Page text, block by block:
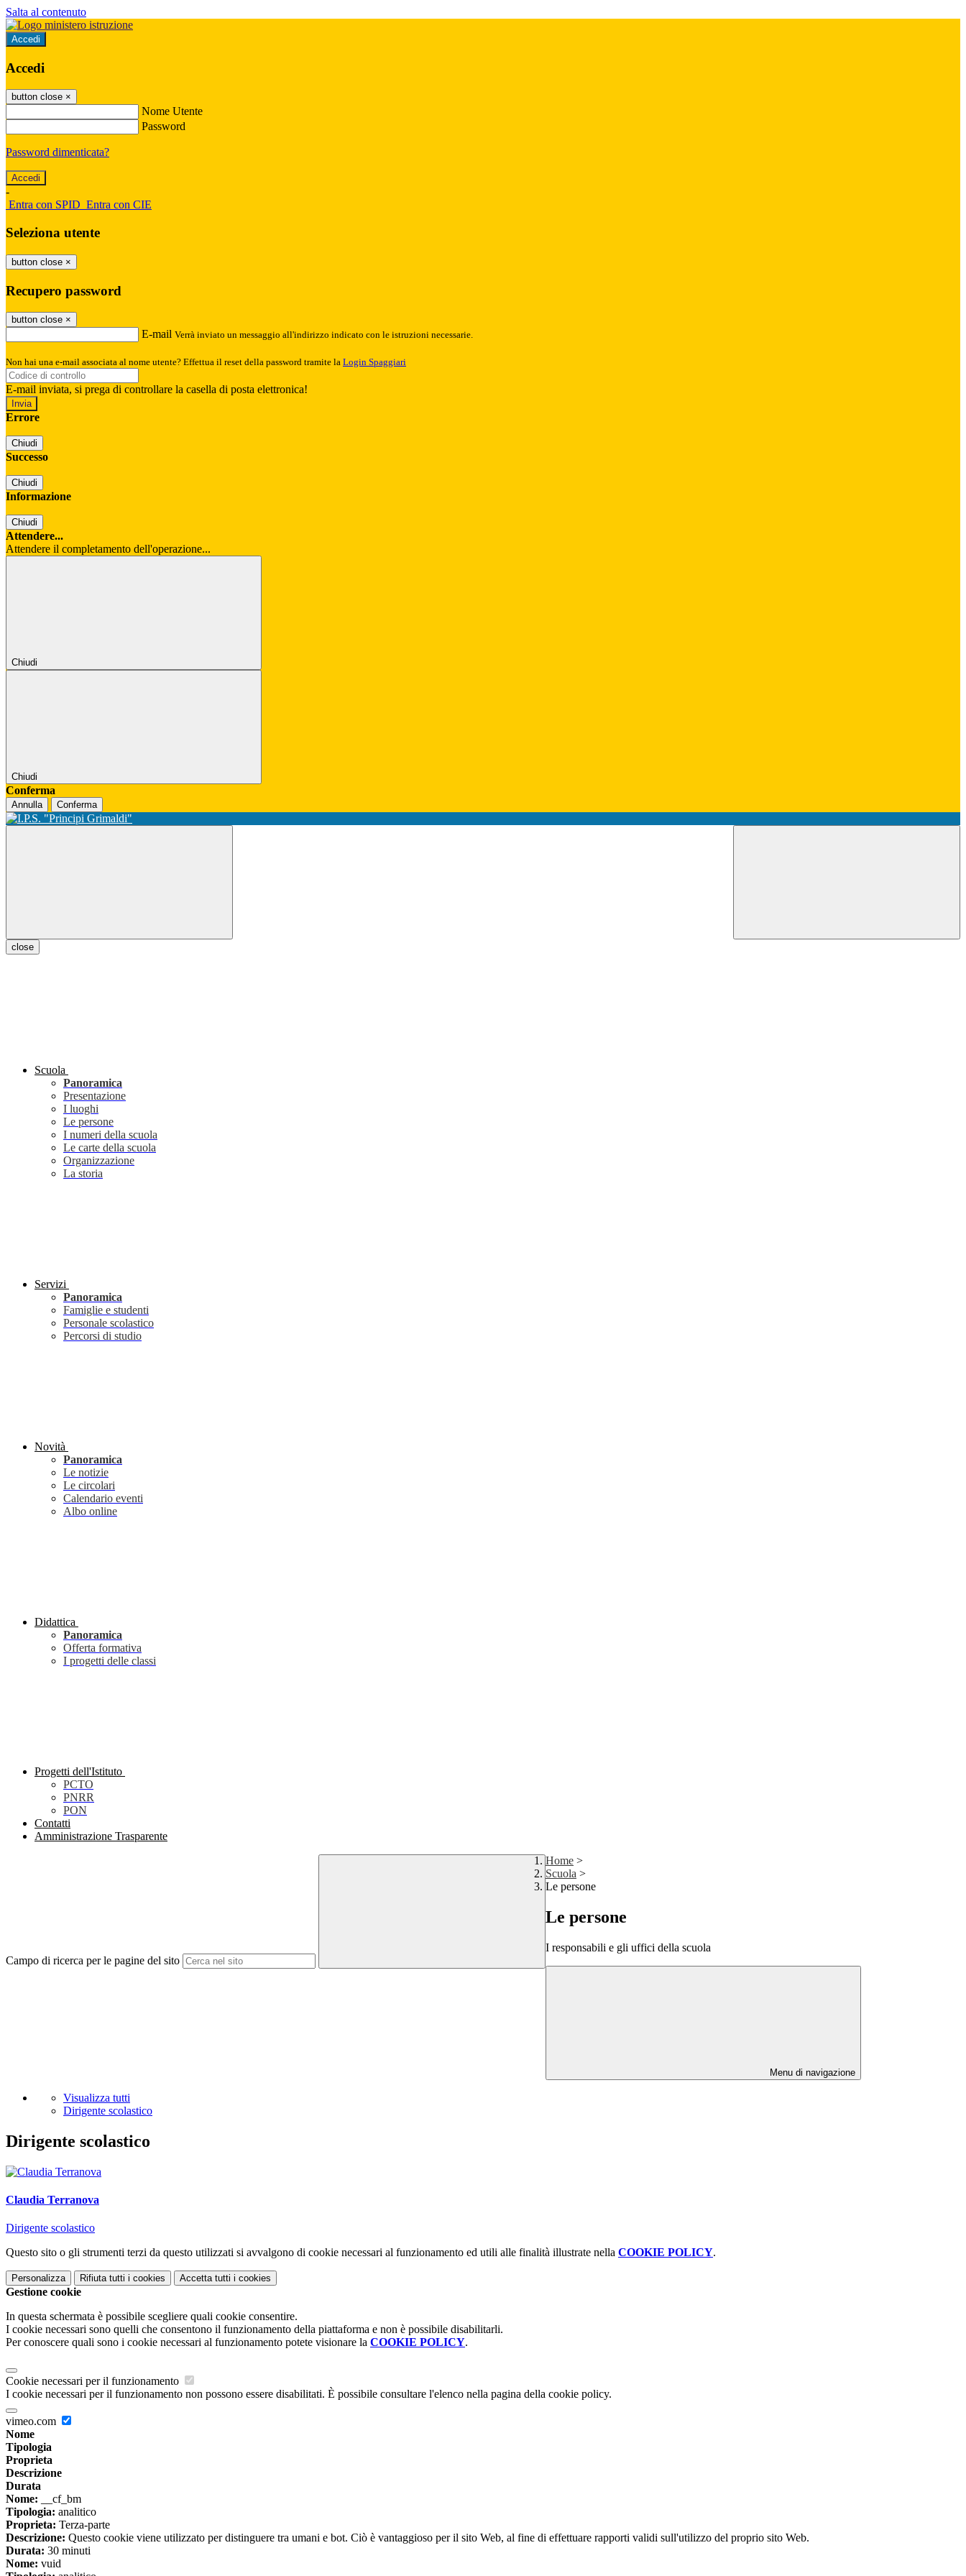
Salta al contenuto
Accedi
Accedi
button close ×
Nome Utente
Password
Password dimenticata?
-
Entra con SPID Entra con CIE
Seleziona utente
button close ×
Recupero password
button close ×
E-mail Verrà inviato un messaggio all'indirizzo indicato con le istruzioni necessarie.
Non hai una e-mail associata al nome utente? Effettua il reset della password tramite la Login Spaggiari
E-mail inviata, si prega di controllare la casella di posta elettronica!
Errore
Chiudi
Successo
Chiudi
Informazione
Chiudi
Attendere...
Attendere il completamento dell'operazione...
Chiudi
Chiudi
Conferma
Annulla Conferma
close
Scuola
Panoramica
Presentazione
I luoghi
Le persone
I numeri della scuola
Le carte della scuola
Organizzazione
La storia
Servizi
Panoramica
Famiglie e studenti
Personale scolastico
Percorsi di studio
Novità
Panoramica
Le notizie
Le circolari
Calendario eventi
Albo online
Didattica
Panoramica
Offerta formativa
I progetti delle classi
Progetti dell'Istituto
PCTO
PNRR
PON
Contatti
Amministrazione Trasparente
Campo di ricerca per le pagine del sito
Home >
Scuola >
Le persone
Le persone
I responsabili e gli uffici della scuola
Menu di navigazione
Visualizza tutti
Dirigente scolastico
Dirigente scolastico
Claudia Terranova
Dirigente scolastico
Questo sito o gli strumenti terzi da questo utilizzati si avvalgono di cookie necessari al funzionamento ed utili alle finalità illustrate nella COOKIE POLICY.
Personalizza Rifiuta tutti i cookies Accetta tutti i cookies
Gestione cookie
In questa schermata è possibile scegliere quali cookie consentire.
I cookie necessari sono quelli che consentono il funzionamento della piattaforma e non è possibile disabilitarli.
Per conoscere quali sono i cookie necessari al funzionamento potete visionare la COOKIE POLICY.
Cookie necessari per il funzionamento
I cookie necessari per il funzionamento non possono essere disabilitati. È possibile consultare l'elenco nella pagina della cookie policy.
vimeo.com
Nome
Tipologia
Proprieta
Descrizione
Durata
Nome: __cf_bm
Tipologia: analitico
Proprieta: Terza-parte
Descrizione: Questo cookie viene utilizzato per distinguere tra umani e bot. Ciò è vantaggioso per il sito Web, al fine di effettuare rapporti validi sull'utilizzo del proprio sito Web.
Durata: 30 minuti
Nome: vuid